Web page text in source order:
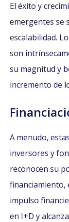
El éxito y
emergentes se
escalabilidad.
son
su magnitud y
incremento de
A menudo,
inversores y
reconocen su
financiamiento,
impulso
en I+D y